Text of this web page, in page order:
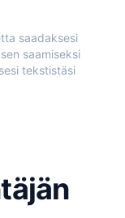
saadaksesi
saamiseksi
tekstistäsi